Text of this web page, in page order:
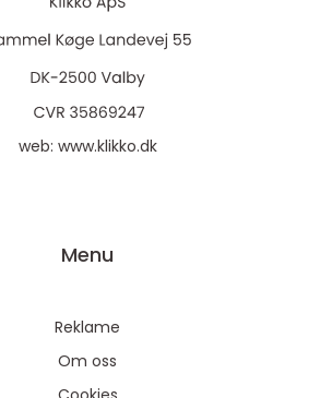
web: www.klikko.dk
Menu
Reklame
Om oss